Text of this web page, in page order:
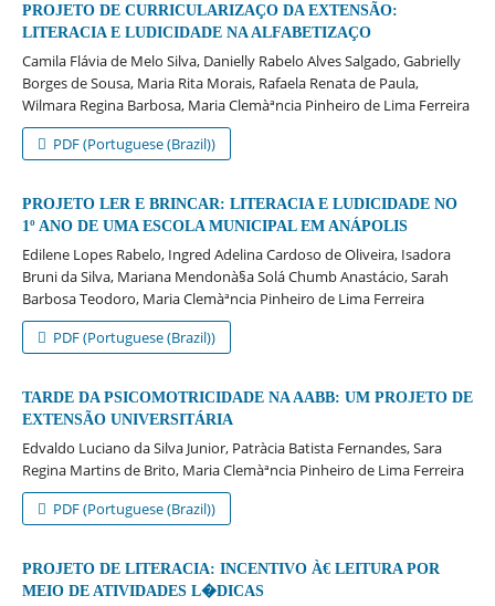
PROJETO DE CURRICULARIZAÇO DA EXTENSÃO:
LITERACIA E LUDICIDADE NA ALFABETIZAÇO
Camila Flávia de Melo Silva, Danielly Rabelo Alves Salgado, Gabrielly
Borges de Sousa, Maria Rita Morais, Rafaela Renata de Paula,
Wilmara Regina Barbosa, Maria Clemàªncia Pinheiro de Lima Ferreira
PDF (Portuguese (Brazil))
PROJETO LER E BRINCAR: LITERACIA E LUDICIDADE NO
1º ANO DE UMA ESCOLA MUNICIPAL EM ANÁPOLIS
Edilene Lopes Rabelo, Ingred Adelina Cardoso de Oliveira, Isadora
Bruni da Silva, Mariana Mendonà§a Solá Chumb Anastácio, Sarah
Barbosa Teodoro, Maria Clemàªncia Pinheiro de Lima Ferreira
PDF (Portuguese (Brazil))
TARDE DA PSICOMOTRICIDADE NA AABB: UM PROJETO DE
EXTENSÃO UNIVERSITÁRIA
Edvaldo Luciano da Silva Junior, Patrà­cia Batista Fernandes, Sara
Regina Martins de Brito, Maria Clemàªncia Pinheiro de Lima Ferreira
PDF (Portuguese (Brazil))
PROJETO DE LITERACIA: INCENTIVO À€ LEITURA POR
MEIO DE ATIVIDADES L�DICAS